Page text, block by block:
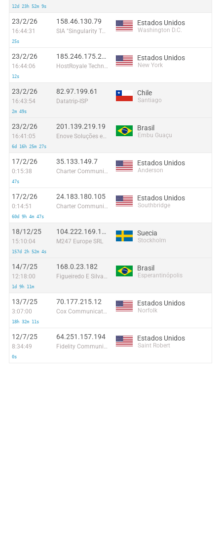
12d 23h 52m 9s
23/2/26
16:44:31
25s
158.46.130.79
SIA "Singularity Telecom"
Estados Unidos
Washington D.C.
23/2/26
16:44:06
12s
185.246.175.234
HostRoyale Technologies Pvt Ltd
Estados Unidos
New York
23/2/26
16:43:54
2m 49s
82.97.199.61
Datatrip-ISP
Chile
Santiago
23/2/26
16:41:05
6d 16h 25m 27s
201.139.219.19
Enove Soluções em Comunicação Ltda
Brasil
Embu Guaçu
17/2/26
0:15:38
47s
35.133.149.7
Charter Communications
Estados Unidos
Anderson
17/2/26
0:14:51
60d 9h 4m 47s
24.183.180.105
Charter Communications
Estados Unidos
Southbridge
18/12/25
15:10:04
157d 2h 52m 4s
104.222.169.139
M247 Europe SRL
Suecia
Stockholm
14/7/25
12:18:00
1d 9h 11m
168.0.23.182
Figueiredo E Silva - EPP
Brasil
Esperantinópolis
13/7/25
3:07:00
18h 32m 11s
70.177.215.12
Cox Communications Inc.
Estados Unidos
Norfolk
12/7/25
8:34:49
0s
64.251.157.194
Fidelity Communication International Inc.
Estados Unidos
Saint Robert